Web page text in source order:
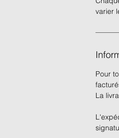
varier
Pour
La